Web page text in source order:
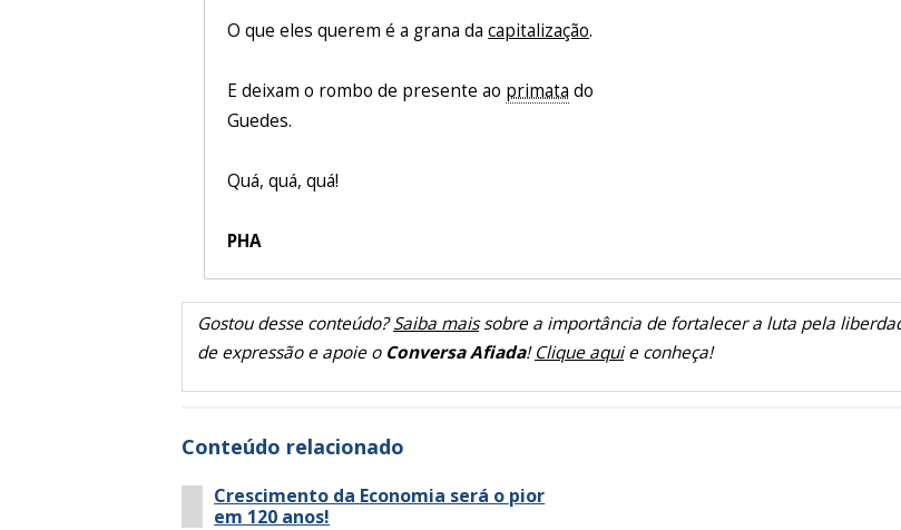
O que eles querem é a grana dacapitalização.
E deixam o rombo de presente ao primata do
Guedes.
Quá, quá, quá!
PHA
Gostou desse conteúdo?Saiba maissobre a importância de fortalecer a luta pela
de expressão e apoie o Conversa Afiada!Clique aquie conheça!
Conteúdo relacionado
Crescimento da Economia será o pior
em 120 anos!